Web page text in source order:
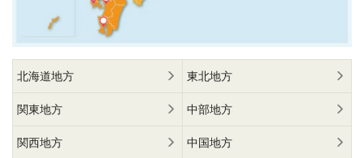
北海道地方 東北地方
関東地方 中部地方
関西地方 中国地方